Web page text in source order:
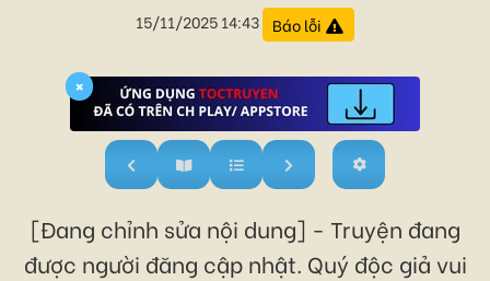
15/11/2025 14:43 Báo lỗi
×
[Đang chỉnh sửa nội dung] - Truyện đang
được người đăng cập nhật. Quý độc giả vui